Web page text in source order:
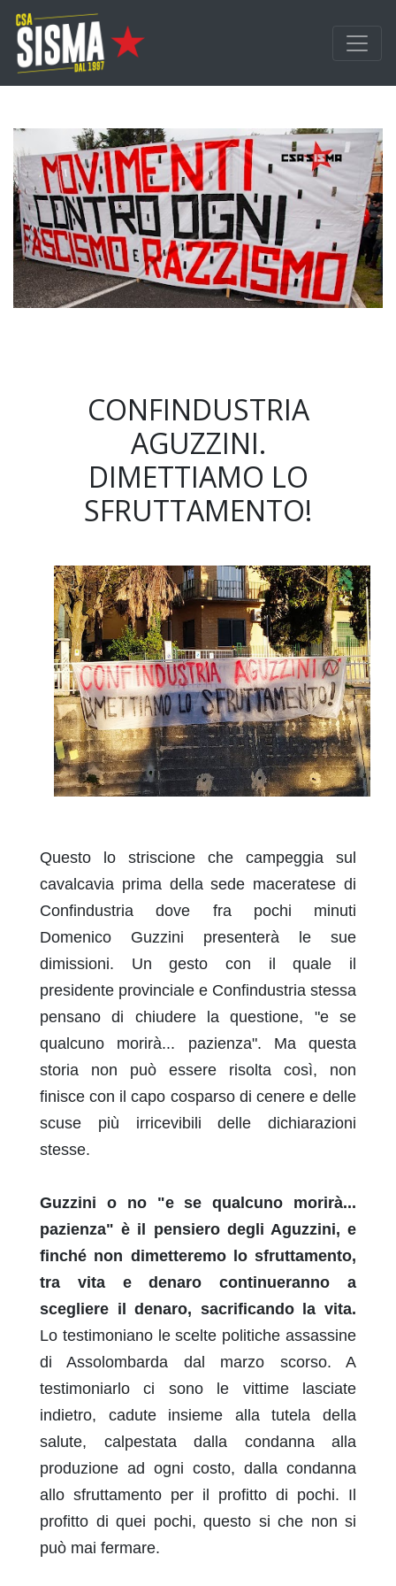
Passa ai contenuti principali
CONFINDUSTRIA
AGUZZINI.
DIMETTIAMO LO
SFRUTTAMENTO!
Questo lo striscione che campeggia sul
cavalcavia prima della sede maceratese di
Confindustria dove fra pochi minuti
Domenico Guzzini presenterà le sue
dimissioni. Un gesto con il quale il
presidente provinciale e Confindustria stessa
pensano di chiudere la questione, "e se
qualcuno morirà... pazienza". Ma questa
storia non può essere risolta così, non
finisce con il capo cosparso di cenere e delle
scuse più irricevibili delle dichiarazioni
stesse.
Guzzini o no "e se qualcuno morirà...
pazienza" è il pensiero degli Aguzzini, e
finché non dimetteremo lo sfruttamento,
tra vita e denaro continueranno a
scegliere il denaro, sacrificando la vita.
Lo testimoniano le scelte politiche assassine
di Assolombarda dal marzo scorso. A
testimoniarlo ci sono le vittime lasciate
indietro, cadute insieme alla tutela della
salute, calpestata dalla condanna alla
produzione ad ogni costo, dalla condanna
allo sfruttamento per il profitto di pochi. Il
profitto di quei pochi, questo si che non si
può mai fermare.